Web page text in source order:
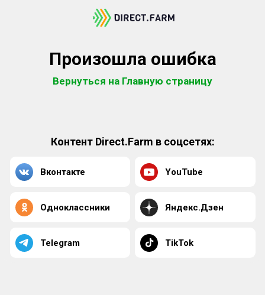
Произошла ошибка
Вернуться на Главную страницу
Контент Direct.Farm в соцсетях:
Вконтакте YouTube
Одноклассники Яндекс.Дзен
Telegram TikTok